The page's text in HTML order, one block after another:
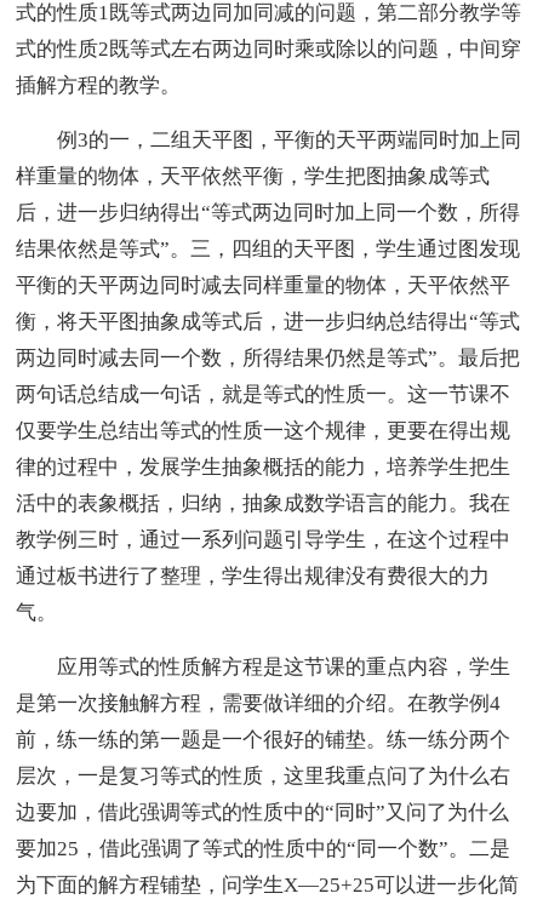
式的性质1既等式两边同加同减的问题，第二部分教学等
式的性质2既等式左右两边同时乘或除以的问题，中间穿
插解方程的教学。
例3的一，二组天平图，平衡的天平两端同时加上同
样重量的物体，天平依然平衡，学生把图抽象成等式
后，进一步归纳得出“等式两边同时加上同一个数，所得
结果依然是等式”。三，四组的天平图，学生通过图发现
平衡的天平两边同时减去同样重量的物体，天平依然平
衡，将天平图抽象成等式后，进一步归纳总结得出“等式
两边同时减去同一个数，所得结果仍然是等式”。最后把
两句话总结成一句话，就是等式的性质一。这一节课不
仅要学生总结出等式的性质一这个规律，更要在得出规
律的过程中，发展学生抽象概括的能力，培养学生把生
活中的表象概括，归纳，抽象成数学语言的能力。我在
教学例三时，通过一系列问题引导学生，在这个过程中
通过板书进行了整理，学生得出规律没有费很大的力
气。
应用等式的性质解方程是这节课的重点内容，学生
是第一次接触解方程，需要做详细的介绍。在教学例4
前，练一练的第一题是一个很好的铺垫。练一练分两个
层次，一是复习等式的性质，这里我重点问了为什么右
边要加，借此强调等式的性质中的“同时”又问了为什么
要加25，借此强调了等式的性质中的“同一个数”。二是
为下面的解方程铺垫，问学生X—25+25可以进一步化简